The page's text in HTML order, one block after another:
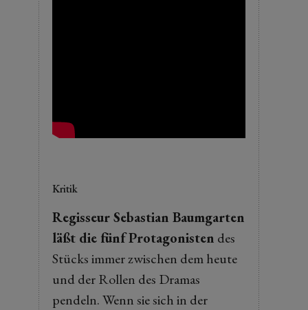
Kritik
Regisseur Sebastian Baumgarten
läßt die fünf Protagonisten des
Stücks immer zwischen dem heute
und der Rollen des Dramas
pendeln. Wenn sie sich in der